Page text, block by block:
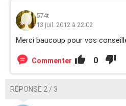
574t
13 juil. 2012 à 22:02
Merci baucoup pour vos
Commenter 0
RÉPONSE 2 / 3